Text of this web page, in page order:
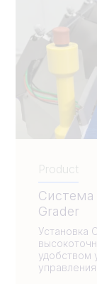
Product
Система
Grader
Установка
удобством
управления.